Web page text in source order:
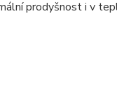
prodyšnost i v